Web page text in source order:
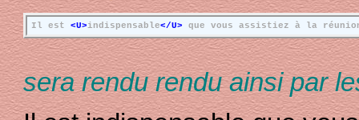
Il est<U>indispensable</U> que vous assistiez à la
sera rendu rendu ainsi par